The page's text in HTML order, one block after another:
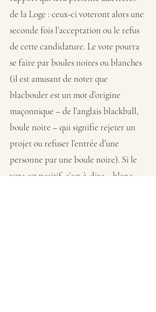
de la Loge : ceux-ci voteront alors une
seconde fois l’acceptation ou le refus
de cette candidature. Le vote pourra
se faire par boules noires ou blanches
(il est amusant de noter que
blacbouler est un mot d’origine
maçonnique – de l’anglais blackball,
boule noire – qui signifie rejeter un
projet ou refuser l’entrée d’une
personne par une boule noire). Si le
vote est positif, c’est-à-dire « blanc »,